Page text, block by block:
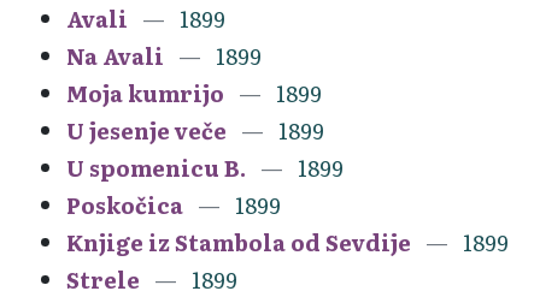
Avali
1899
Na Avali
1899
Moja kumrijo
1899
U jesenje veče
1899
U spomenicu B.
1899
Poskočica
1899
Knjige iz Stambola od Sevdije
1899
Strele
1899